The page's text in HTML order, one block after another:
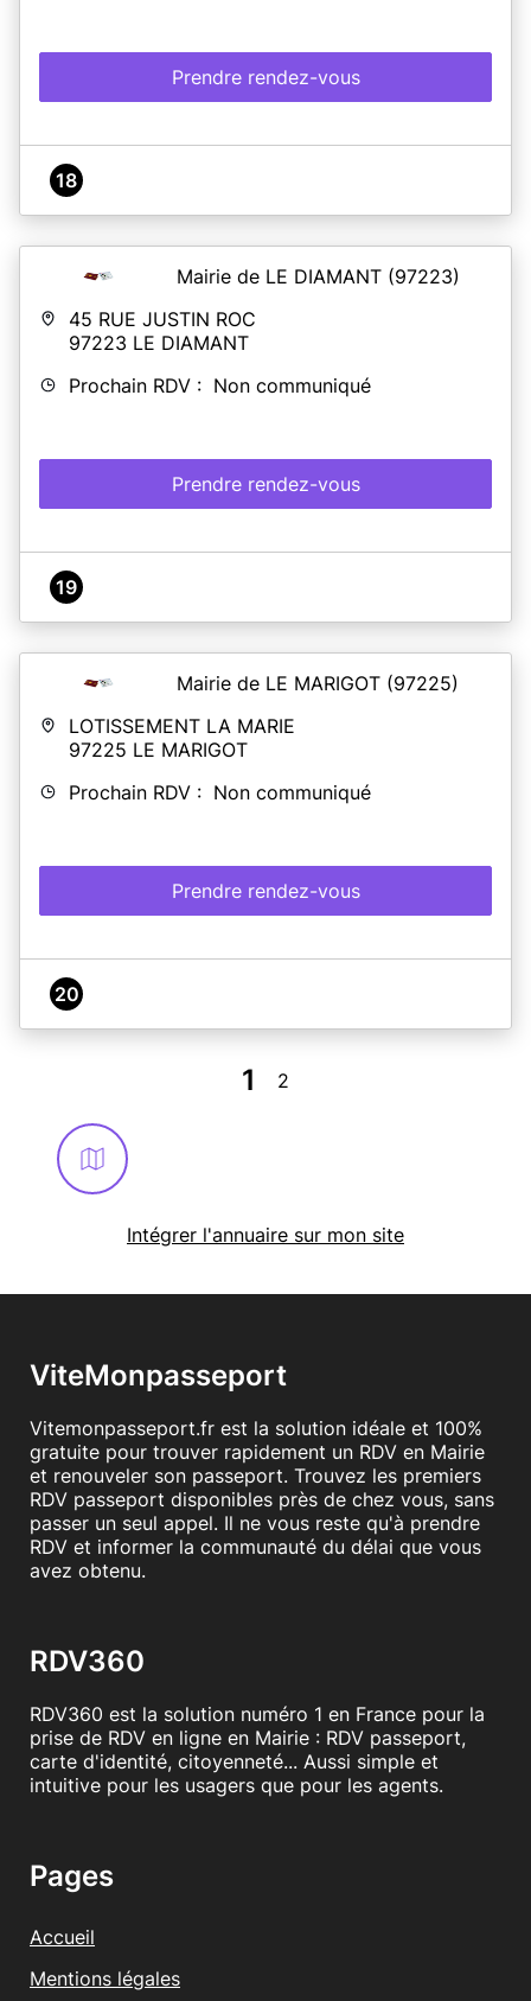
Prendre rendez-vous
18
Mairie de LE DIAMANT (97223)
45 RUE JUSTIN ROC
97223 LE DIAMANT
Prochain RDV : Non communiqué
Prendre rendez-vous
19
Mairie de LE MARIGOT (97225)
LOTISSEMENT LA MARIE
97225 LE MARIGOT
Prochain RDV : Non communiqué
Prendre rendez-vous
20
1 2
Intégrer l'annuaire sur mon site
ViteMonpasseport
Vitemonpasseport.fr est la solution idéale et 100%
gratuite pour trouver rapidement un RDV en Mairie
et renouveler son passeport. Trouvez les premiers
RDV passeport disponibles près de chez vous, sans
passer un seul appel. Il ne vous reste qu'à prendre
RDV et informer la communauté du délai que vous
avez obtenu.
RDV360
RDV360 est la solution numéro 1 en France pour la
prise de RDV en ligne en Mairie : RDV passeport,
carte d'identité, citoyenneté... Aussi simple et
intuitive pour les usagers que pour les agents.
Pages
Accueil
Mentions légales